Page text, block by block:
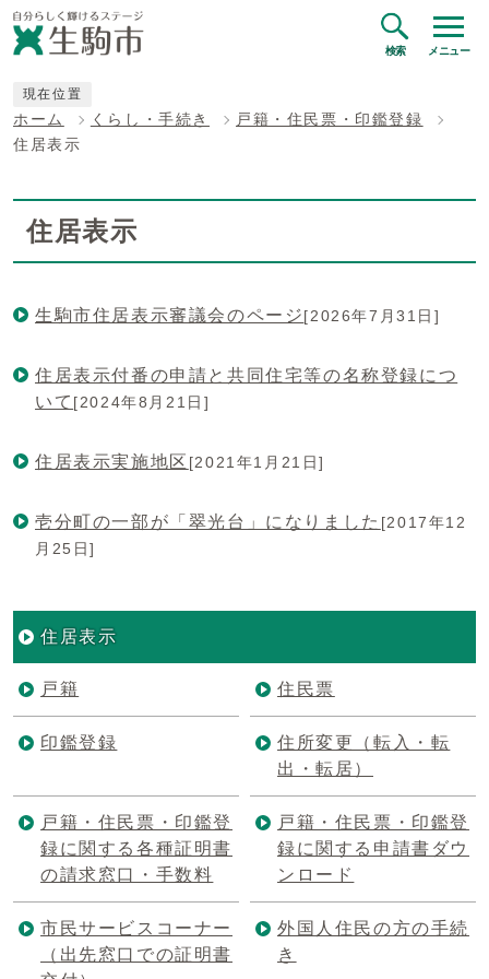
検索 メニュー
現在位置
ホーム くらし・手続き
戸籍・住民票・印鑑登録
住居表示
住居表示
生駒市住居表示審議会のページ[2026年7月31日]
住居表示付番の申請と共同住宅等の名称登録につ
いて [2024年8月21日]
住居表示実施地区 [2021年1月21日]
壱分町の一部が「翠光台」になりました [2017年12
月25日]
住居表示
戸籍 住民票
印鑑登録
住所変更（転入・転
出・転居）
戸籍・住民票・印鑑登
録に関する各種証明書
の請求窓口・手数料
戸籍・住民票・印鑑登
録に関する申請書ダウ
ンロード
市民サービスコーナー
（出先窓口での証明書
外国人住民の方の手続
き